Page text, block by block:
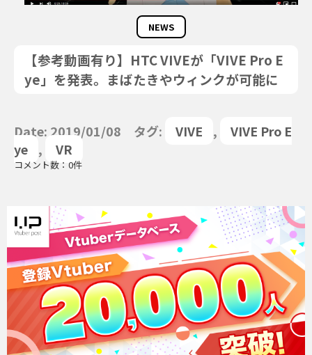
NEWS
【参考動画有り】HTC VIVEが「VIVE Pro E
ye」を発表。まばたきやウィンクが可能に
Date: 2019/01/08 タグ: VIVE ,
VIVE Pro E
ye
, VR
コメント数：0件